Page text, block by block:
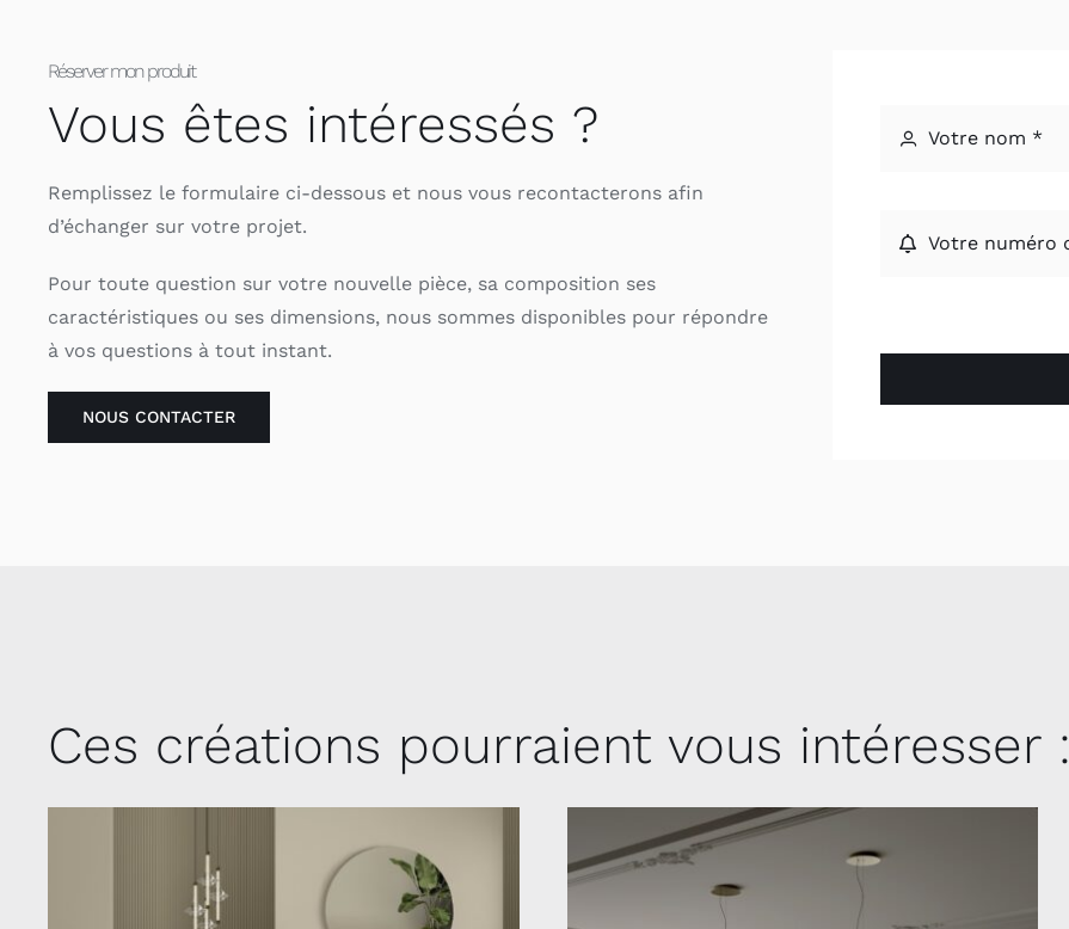
Réserver mon produit
Vous êtes intéressés ?
Remplissez le formulaire ci-dessous et nous vous recontacterons afin
d’échanger sur votre projet.
Pour toute question sur votre nouvelle pièce, sa composition ses
caractéristiques ou ses dimensions, nous sommes disponibles pour répondre
à vos questions à tout instant.
NOUS CONTACTER
Ces créations pourraient vous intéresser :